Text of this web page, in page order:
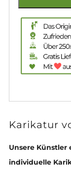
Karikatur
Unsere Künstler
individuelle